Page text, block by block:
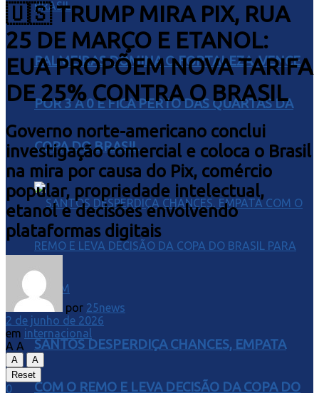
PALMEIRAS DOMINA O FORTALEZA, VENCE
POR 3 A 0 E FICA PERTO DAS QUARTAS DA
COPA DO BRASIL
SANTOS DESPERDIÇA CHANCES, EMPATA
COM O REMO E LEVA DECISÃO DA COPA DO
🇺🇸 TRUMP MIRA PIX, RUA
25 DE MARÇO E ETANOL:
EUA PROPÕEM NOVA TARIFA
DE 25% CONTRA O BRASIL
Governo norte-americano conclui
investigação comercial e coloca o Brasil
na mira por causa do Pix, comércio
popular, propriedade intelectual,
etanol e decisões envolvendo
plataformas digitais
por 25news
2 de junho de 2026
em internacional
A A
A
A
Reset
0